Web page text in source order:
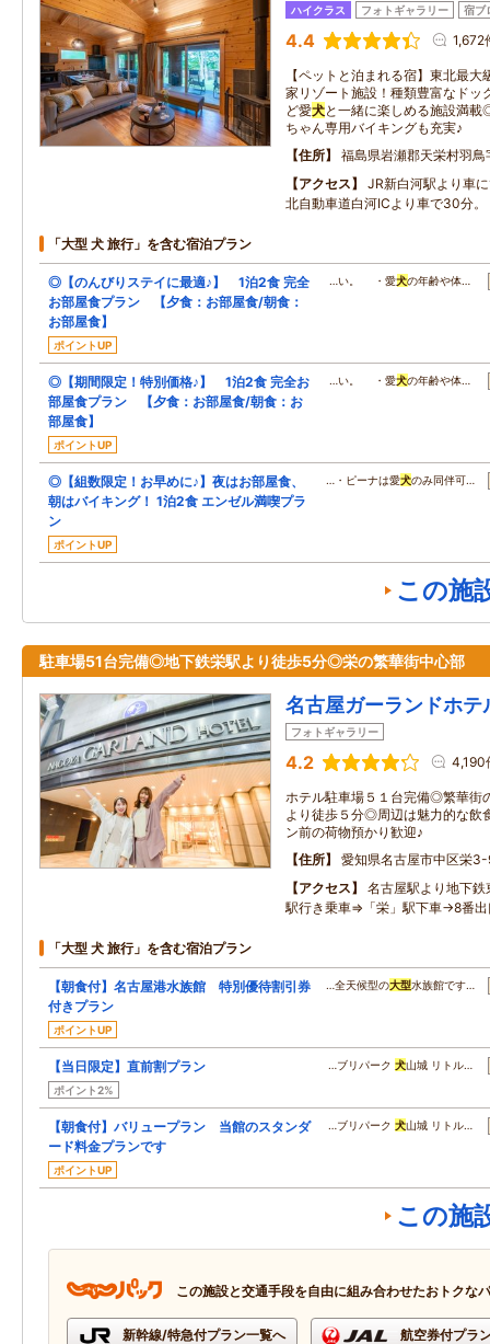
ハイクラス フォトギャラリー 宿ブ
4.4 1,672
【ペットと泊まれる宿】東北最
家リゾート施設！種類豊富なドッ
ど愛犬と一緒に楽しめる施設満
ちゃん専用バイキングも充実♪
住所
福島県岩瀬郡天栄村羽鳥
アクセス
JR新白河駅より車
北自動車道白河ICより車で30分。
「大型 犬 旅行」を含む宿泊プラン
◎【のんびりステイに最適♪】 1泊2食 完全
お部屋食プラン 【夕食：お部屋食/朝食：
お部屋食】
ポイントUP
…い。 ・愛犬の年齢や体…
◎【期間限定！特別価格♪】 1泊2食 完全お
部屋食プラン 【夕食：お部屋食/朝食：お
部屋食】
ポイントUP
…い。 ・愛犬の年齢や体…
◎【組数限定！お早めに♪】夜はお部屋食、
朝はバイキング！ 1泊2食 エンゼル満喫プラ
ン
ポイントUP
…・ピーナは愛犬のみ同伴可…
この施
駐車場51台完備◎地下鉄栄駅より徒歩5分◎栄の繁華街中心部
名古屋ガーランドホテ
フォトギャラリー
4.2 4,190
ホテル駐車場５１台完備◎繁華街
より徒歩５分◎周辺は魅力的な飲
ン前の荷物預かり歓迎♪
住所
愛知県名古屋市中区栄
アクセス
名古屋駅より地下
駅行き乗車⇒「栄」駅下車→8番出
「大型 犬 旅行」を含む宿泊プラン
【朝食付】名古屋港水族館 特別優待割引券
付きプラン
ポイントUP
…全天候型の大型水族館です…
【当日限定】直前割プラン
ポイント2%
…ブリパーク 犬山城 リトル…
【朝食付】バリュープラン 当館のスタンダ
ード料金プランです
ポイントUP
…ブリパーク 犬山城 リトル…
この施
この施設と交通手段を自由に組み合わせたおトクな
新幹線/特急付プラン一覧へ 航空券付プラ